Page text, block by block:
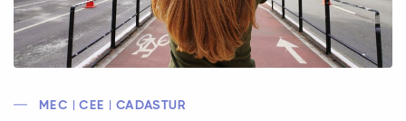
MEC | CEE | CADASTUR